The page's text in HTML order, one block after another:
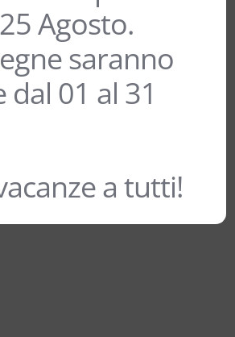
DA 6 BOTTIGLIE
38,00€
LAGER BIO – PIAN
– 75 cl CONFEZIONE
34,00€
Agosto.
saranno
dal 01 al 31
a tutti!